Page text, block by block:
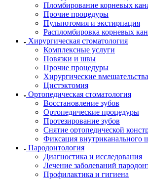
Пломбирование корневых
Прочие процедуры
Пульпотомия и экстирпация
Распломбировка корневых
Хирургическая стоматология
Комплексные услуги
Повязки и швы
Прочие процедуры
Хирургические вмешательства
Цистэктомия
Ортопедическая стоматология
Восстановление зубов
Ортопедические процедуры
Протезирование зубов
Снятие ортопедической
Фиксация внутриканального
Пародонтология
Диагностика и исследования
Лечение заболеваний
Профилактика и гигиена